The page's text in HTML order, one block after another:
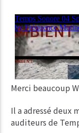
Merci beaucoup
Il a adressé deux
auditeurs de